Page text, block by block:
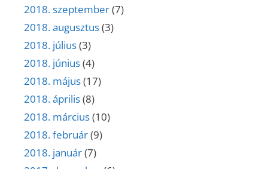
2018. szeptember(7)
2018. augusztus(3)
2018. július(3)
2018. június(4)
2018. május(17)
2018. április(8)
2018. március(10)
2018. február(9)
2018. január(7)